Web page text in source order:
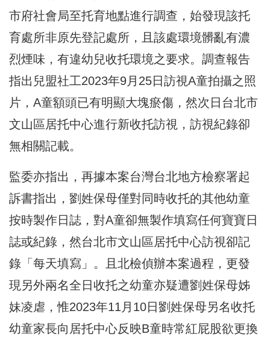
市府社會局至托育地點進行調查，始發現該托
育處所非原先登記處所，且該處環境髒亂有濃
烈煙味，有違幼兒收托環境之要求。調查報告
指出兒盟社工2023年9月25日訪視A童拍攝之照
片，A童額頭已有明顯大塊瘀傷，然次日台北市
文山區居托中心進行新收托訪視，訪視紀錄卻
無相關記載。
監委亦指出，再據本案台灣台北地方檢察署起
訴書指出，劉姓保母僅對同時收托的其他幼童
按時製作日誌，對A童卻無製作填寫任何寶寶日
誌或紀錄，然台北市文山區居托中心訪視卻記
錄「每天填寫」。且北檢偵辦本案過程，更發
現另外兩名全日收托之幼童亦疑遭劉姓保母姊
妹凌虐，惟2023年11月10日劉姓保母另名收托
幼童家長向居托中心反映B童時常紅屁股欲更換